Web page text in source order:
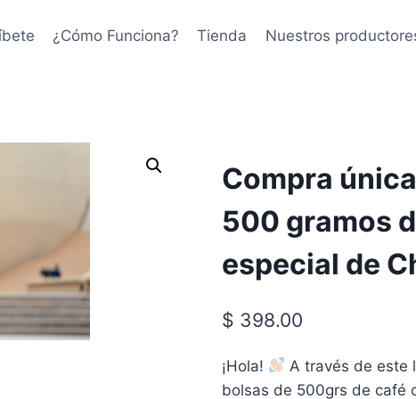
¿Cómo Funciona? Tienda Nuestros
Compra
500 gramos
especial de
$ 398.00
¡Hola!
A través de este
bolsas de 500grs de café